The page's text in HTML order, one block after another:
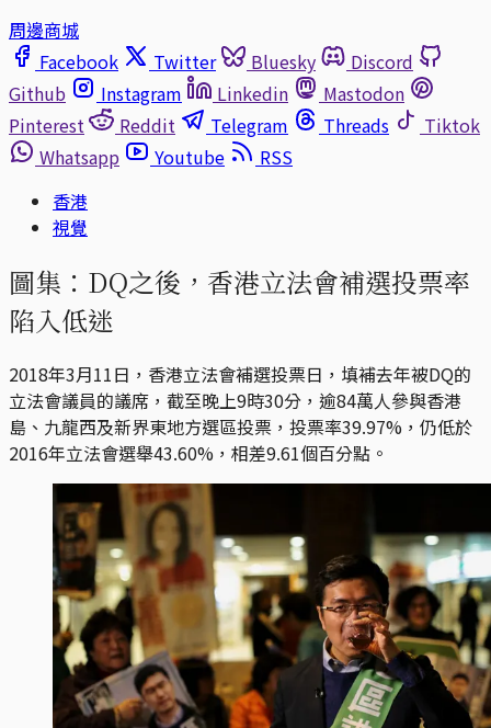
周邊商城
Facebook
Twitter Bluesky
Discord
Github
Instagram Linkedin
Mastodon
Pinterest
Reddit Telegram Threads
Tiktok
Whatsapp
Youtube
RSS
香港
視覺
圖集：DQ之後，香港立法會補選投票率
陷入低迷
2018年3月11日，香港立法會補選投票日，填補去年被DQ的
立法會議員的議席，截至晚上9時30分，逾84萬人參與香港
島、九龍西及新界東地方選區投票，投票率39.97%，仍低於
2016年立法會選舉43.60%，相差9.61個百分點。